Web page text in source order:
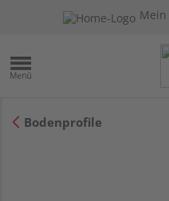
Bodenprofile